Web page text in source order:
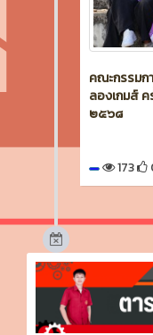
คณะกรรมก
ลองเกมส์
๒๕๖๘
173